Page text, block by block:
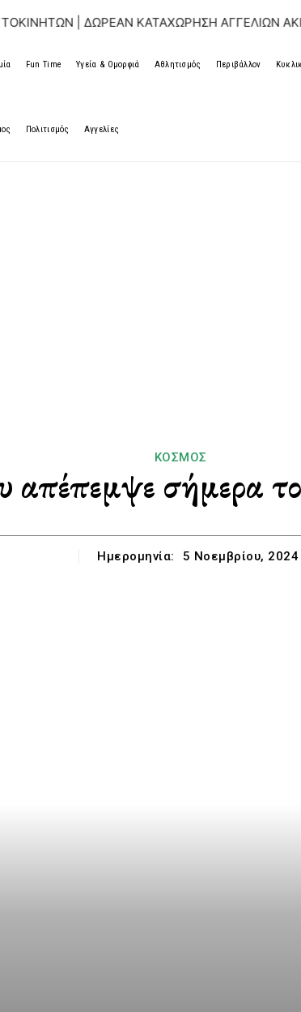
| ΔΩΡΕΑΝ ΚΑΤΑΧΩΡΗΣΗ ΑΓΓΕΛΙΩΝ
Fun Time Υγεία & Ομορφιά Αθλητισμός Περιβάλλον
Πολιτισμός Αγγελίες
ΚΌΣΜΟΣ
σήμερα
Ημερομηνία: 5 Νοεμβρίου, 2024